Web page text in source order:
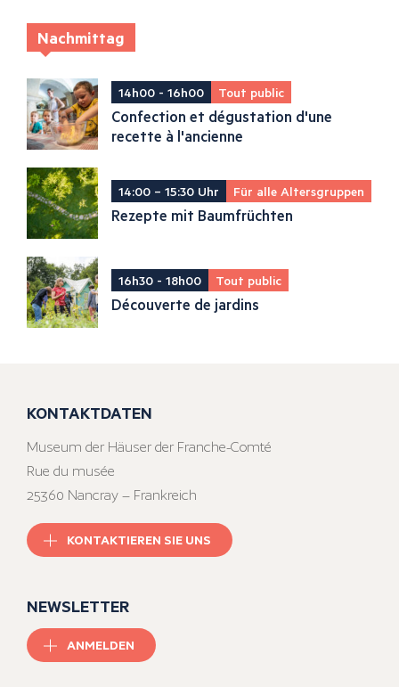
Nachmittag
14h00 - 16h00 Tout public
Confection et dégustation d'une
recette à l'ancienne
14:00 – 15:30 Uhr Für alle Altersgruppen
Rezepte mit Baumfrüchten
16h30 - 18h00 Tout public
Découverte de jardins
KONTAKTDATEN
Museum der Häuser der Franche-Comté
Rue du musée
25360 Nancray – Frankreich
KONTAKTIEREN SIE UNS
NEWSLETTER
ANMELDEN